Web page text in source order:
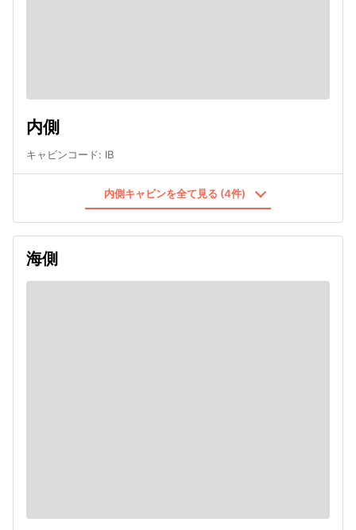
内側
キャビンコード: IB
内側キャビンを全て見る (4件)
海側